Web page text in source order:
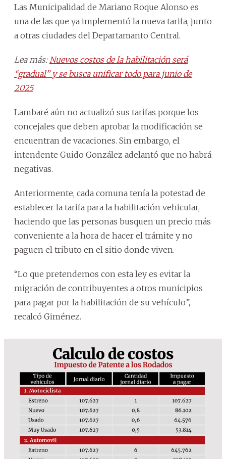
Las Municipalidad de Mariano Roque Alonso es
una de las que ya implementó la nueva tarifa, junto
a otras ciudades del Departamanto Central.
Lea más: Nuevos costos de la habilitación será
“gradual” y se busca unificar todo para junio de
2025
Lambaré aún no actualizó sus tarifas porque los
concejales que deben aprobar la modificación se
encuentran de vacaciones. Sin embargo, el
intendente Guido González adelantó que no habrá
negativas.
Anteriormente, cada comuna tenía la potestad de
establecer la tarifa para la habilitación vehicular,
haciendo que las personas busquen un precio más
conveniente a la hora de hacer el trámite y no
paguen el tributo en el sitio donde viven.
“Lo que pretendemos con esta ley es evitar la
migración de contribuyentes a otros municipios
para pagar por la habilitación de su vehículo”,
recalcó Giménez.